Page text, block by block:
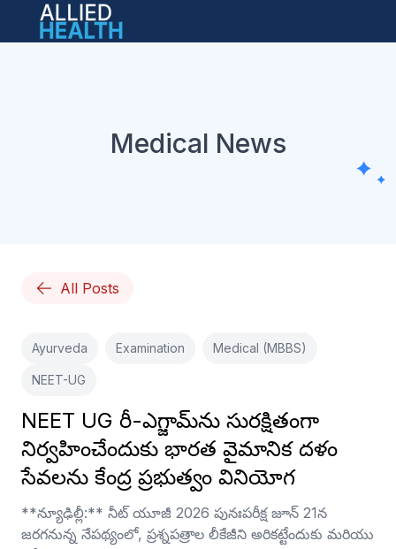
Open main menu
Medical News
All Posts
Ayurveda Examination Medical (MBBS)
NEET-UG
NEET UG రీ-ఎగ్జామ్‌ను సురక్షితంగా
నిర్వహించేందుకు భారత వైమానిక దళం
సేవలను కేంద్ర ప్రభుత్వం వినియోగ
**న్యూఢిల్లీ:** నీట్ యూజీ 2026 పునఃపరీక్ష జూన్ 21న
జరగనున్న నేపథ్యంలో, ప్రశ్నపత్రాల లీకేజీని అరికట్టేందుకు మరియు